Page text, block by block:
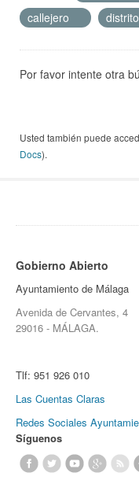
callejero
Por favor intente otra
Usted también puede
Docs).
Gobierno Abierto
Ayuntamiento de Málaga
Avenida de Cervantes, 4
29016 - MÁLAGA.
Tlf: 951 926 010
Las Cuentas Claras
Redes Sociales
Síguenos